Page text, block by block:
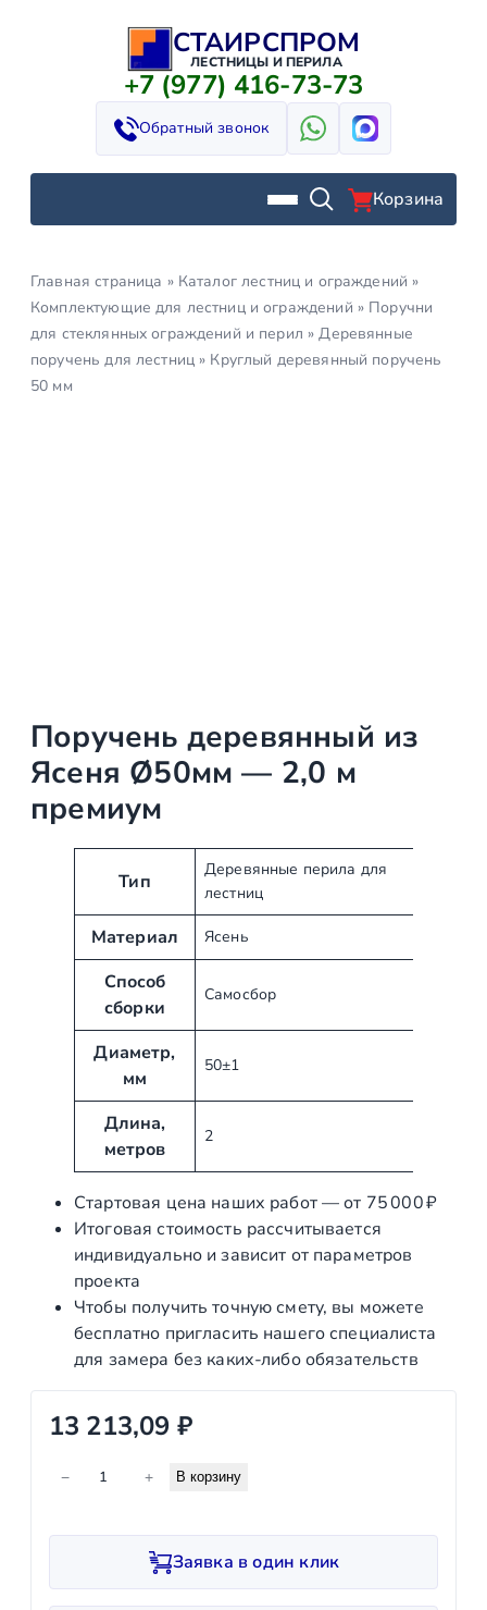
СТАИРСПРОМ
ЛЕСТНИЦЫ И ПЕРИЛА
+7 (977) 416-73-73
Обратный звонок
Корзина
Главная страница » Каталог лестниц и ограждений »
Комплектующие для лестниц и ограждений » Поручни
для стеклянных ограждений и перил »Деревянные
поручень для лестниц » Круглый деревянный поручень
50 мм
Поручень деревянный из
Ясеня Ø50мм — 2,0 м
премиум
р
и
т
ы
З
а
ч
е
н
и
е
Тип
Деревянные перила для
лестниц
Материал Ясень
Способ
сборки
Самосбор
Диаметр,
мм
50±1
Длина,
метров
2
Стартовая цена наших работ — от 75 000 ₽
Итоговая стоимость рассчитывается
индивидуально и зависит от параметров
проекта
Чтобы получить точную смету, вы можете
бесплатно пригласить нашего специалиста
для замера без каких‑либо обязательств
13 213,09 ₽
− + В корзину
Заявка в один клик